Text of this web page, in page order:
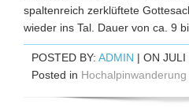
spaltenreich zerklüftete
wieder ins Tal. Dauer von ca. 9
POSTED BY: ADMIN | ON
Posted in Hochalpinwanderung